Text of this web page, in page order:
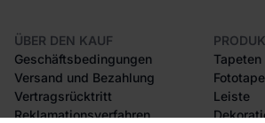
ÜBER DEN KAUF
Geschäftsbedingungen
Versand und Bezahlung
Vertragsrücktritt
Reklamationsverfahren
Tapeten
Leiste